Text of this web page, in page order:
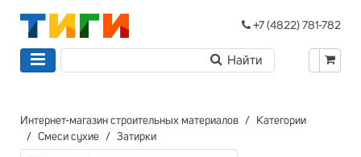
+7 (4822) 781-782
Интернет-магазин строительных материалов
Категории
Смеси сухие
Затирки